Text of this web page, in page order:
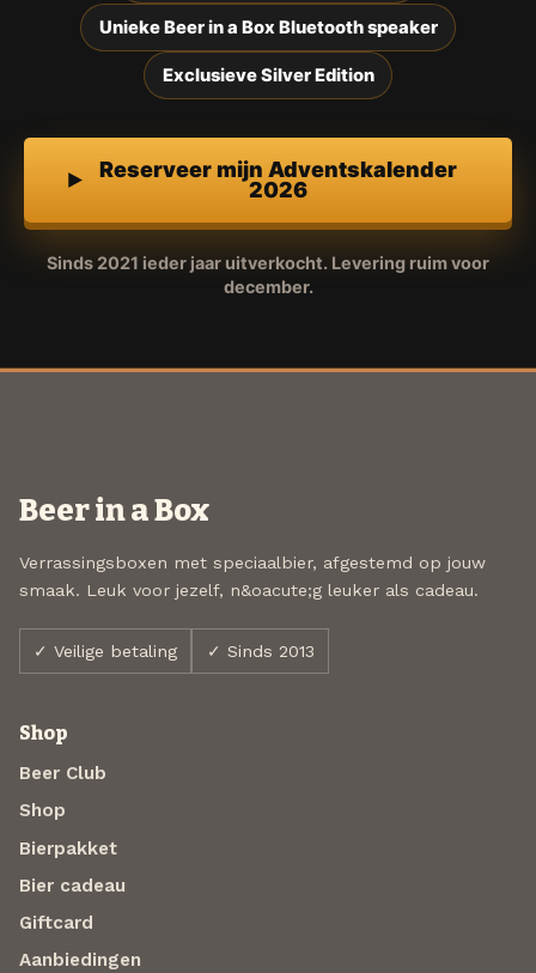
Unieke Beer in a Box Bluetooth speaker
Exclusieve Silver Edition
Reserveer mijn Adventskalender
2026
Sinds 2021 ieder jaar uitverkocht. Levering ruim voor
december.
Beer in a Box
Verrassingsboxen met speciaalbier, afgestemd op jouw
smaak. Leuk voor jezelf, n&oacute;g leuker als cadeau.
✓ Veilige betaling ✓ Sinds 2013
Shop
Beer Club
Shop
Bierpakket
Bier cadeau
Giftcard
Aanbiedingen